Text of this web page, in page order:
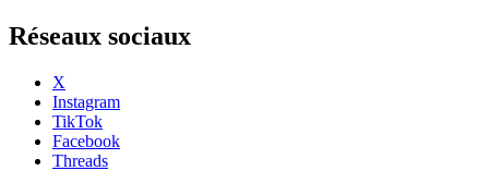
Réseaux sociaux
X
Instagram
TikTok
Facebook
Threads